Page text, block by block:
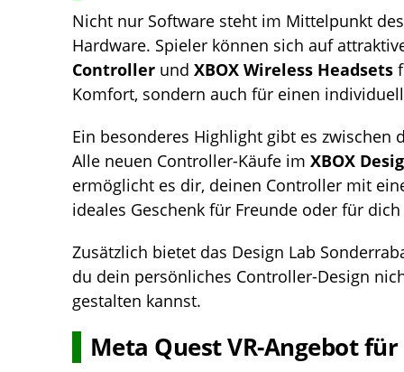
Nicht nur Software steht im Mittelpunkt
Hardware. Spieler können sich auf
Controller und XBOX Wireless Headsets
Komfort, sondern auch für einen
Ein besonderes Highlight gibt es zwischen
Alle neuen Controller-Käufe im XBOX
ermöglicht es dir, deinen Controller mit
ideales Geschenk für Freunde oder für
Zusätzlich bietet das Design Lab
du dein persönliches Controller-Design
gestalten kannst.
Meta Quest VR-Angebot